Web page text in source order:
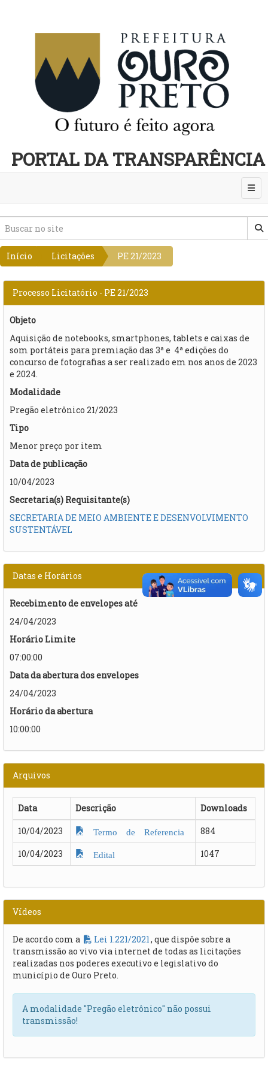
PORTAL DA TRANSPARÊNCIA
Início Licitações PE 21/2023
Processo Licitatório - PE 21/2023
Objeto
Aquisição de notebooks, smartphones, tablets e caixas de
som portáteis para premiação das 3ª e 4ª edições do
concurso de fotografias a ser realizado em nos anos de 2023
e 2024.
Modalidade
Pregão eletrônico 21/2023
Tipo
Menor preço por item
Data de publicação
10/04/2023
Secretaria(s) Requisitante(s)
SECRETARIA DE MEIO AMBIENTE E DESENVOLVIMENTO
SUSTENTÁVEL
Datas e Horários
Recebimento de envelopes até
24/04/2023
Horário Limite
07:00:00
Data da abertura dos envelopes
24/04/2023
Horário da abertura
10:00:00
Arquivos
Data Descrição
Downloads
10/04/2023
Termo de Referencia
884
10/04/2023
Edital 1047
Vídeos
De acordo com a Lei 1.221/2021 , que dispõe sobre a
transmissão ao vivo via internet de todas as licitações
realizadas nos poderes executivo e legislativo do
município de Ouro Preto.
A modalidade "Pregão eletrônico" não possui
transmissão!